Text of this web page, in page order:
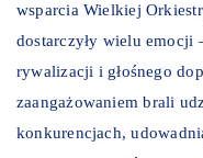
wsparcia Wielkiej
dostarczyły wielu emocji
rywalizacji i głośnego
zaangażowaniem brali
konkurencjach,